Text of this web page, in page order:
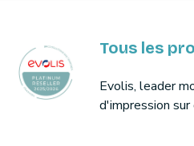
Tous les
Evolis, leader
d'impression